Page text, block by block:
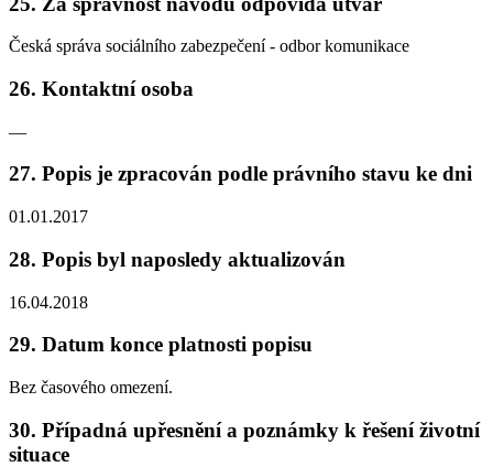
Česká správa sociálního zabezpečení - odbor komunikace
26. Kontaktní osoba
—
27. Popis je zpracován podle právního stavu ke dni
01.01.2017
28. Popis byl naposledy aktualizován
16.04.2018
29. Datum konce platnosti popisu
Bez časového omezení.
30. Případná upřesnění a poznámky k řešení životní
situace